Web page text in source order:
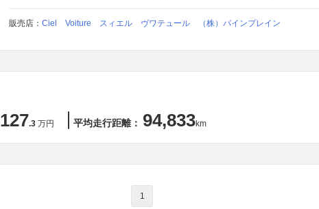
販売店： Ciel Voiture スィエル ヴワテュール （株）パインプレイン
127.3 万円 平均走行距離： 94,833km
1